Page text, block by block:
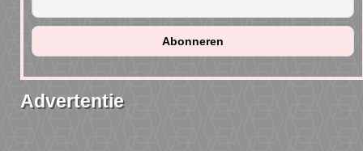
Advertentie